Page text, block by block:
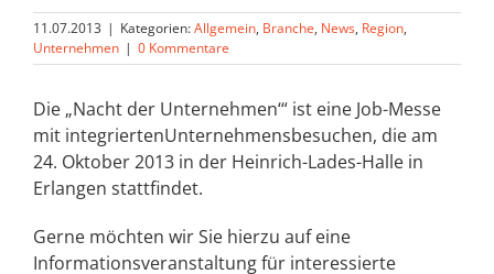
11.07.2013 | Kategorien:Allgemein, Branche, News, Region,
Unternehmen | 0 Kommentare
Die „Nacht der Unternehmen‘“ ist eine Job-Messe
mit integriertenUnternehmensbesuchen, die am
24. Oktober 2013 in der Heinrich-Lades-Halle in
Erlangen stattfindet.
Gerne möchten wir Sie hierzu auf eine
Informationsveranstaltung für interessierte